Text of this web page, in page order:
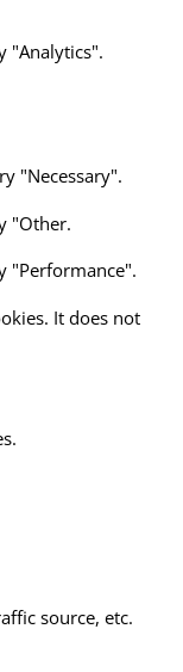
"Analytics".
"Necessary".
"Other.
"Performance".
It does not
source, etc.